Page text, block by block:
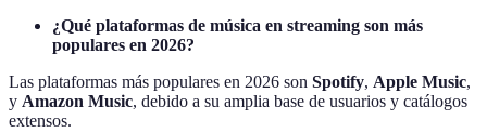
¿Qué plataformas de música en streaming son más
populares en 2026?
Las plataformas más populares en 2026 son Spotify, Apple Music,
y Amazon Music, debido a su amplia base de usuarios y catálogos
extensos.